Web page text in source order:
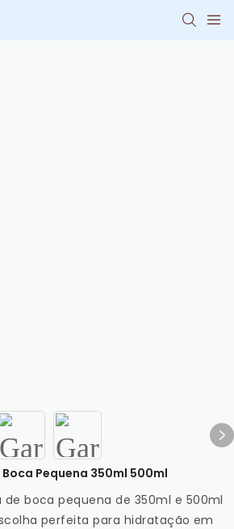
Pequena 350ml 500ml
de boca pequena de 350ml e 500ml
perfeita para hidratação em